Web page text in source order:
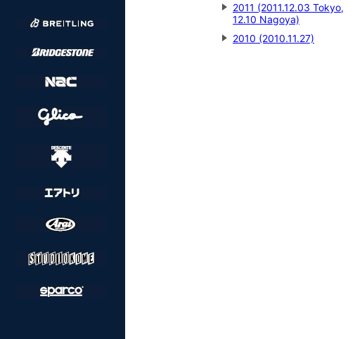
2011 (2011.12.03 Tokyo,
12.10 Nagoya)
2010 (2010.11.27)